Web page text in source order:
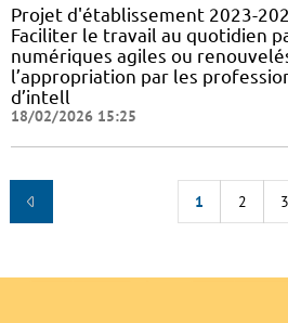
Projet d'établissement 2023-
Faciliter le travail au quotidien
numériques agiles ou
l’appropriation par les
d’intell
18/02/2026 15:25
1 2 3